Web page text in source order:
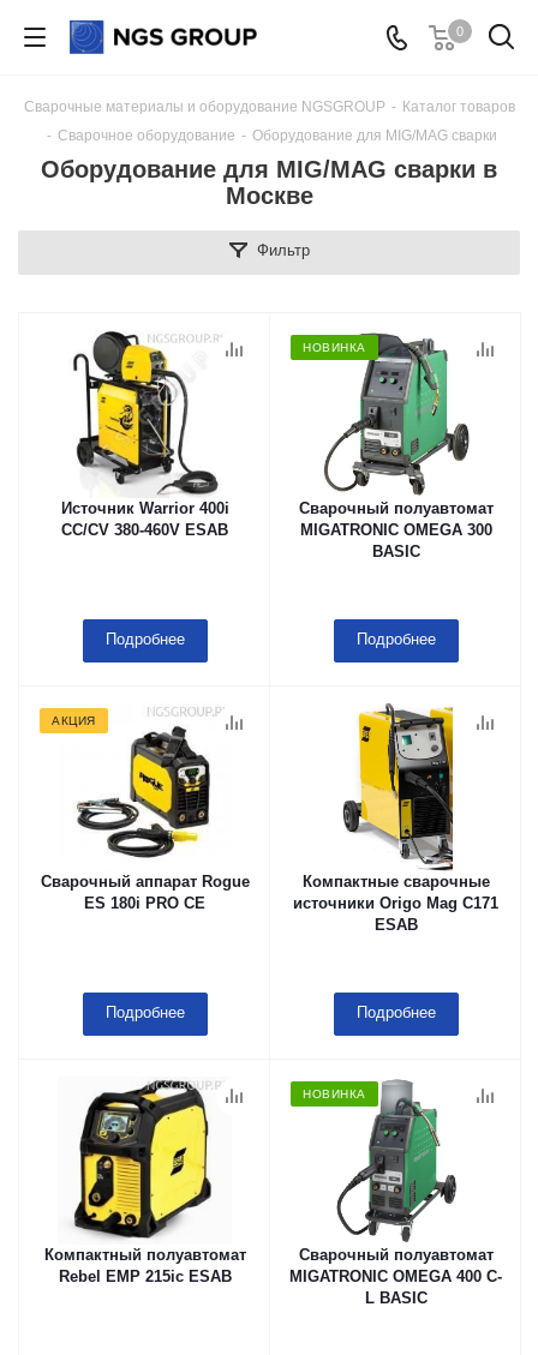
0
Сварочные материалы и оборудование NGSGROUP - Каталог товаров
- Сварочное оборудование - Оборудование для MIG/MAG сварки
Оборудование для MIG/MAG сварки в
Москве
Фильтр
Источник Warrior 400i
CC/CV 380-460V ESAB
Подробнее
НОВИНКА
Сварочный полуавтомат
MIGATRONIC OMEGA 300
BASIC
Подробнее
АКЦИЯ
Сварочный аппарат Rogue
ES 180i PRO CE
Подробнее
Компактные сварочные
источники Origo Mag C171
ESAB
Подробнее
Компактный полуавтомат
Rebel EMP 215ic ESAB
НОВИНКА
Сварочный полуавтомат
MIGATRONIC OMEGA 400 C-
L BASIC